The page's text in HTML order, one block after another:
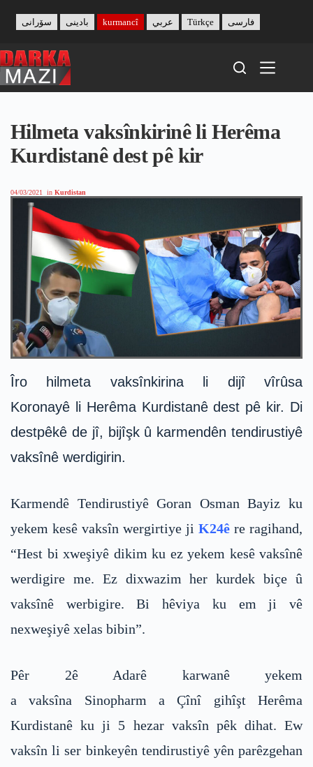
content
بادینی سۆرانی kurmancî عربي Türkçe فارسی
Hilmeta vaksînkirinê li Herêma
Kurdistanê dest pê kir
04/03/2021 in Kurdistan
Îro hilmeta vaksînkirina li dijî vîrûsa
Koronayê li Herêma Kurdistanê dest pê kir. Di
destpêkê de jî, bijîşk û karmendên tendirustiyê
vaksînê werdigirin.
Karmendê Tendirustiyê Goran Osman Bayiz ku
yekem kesê vaksîn wergirtiye ji K24ê re ragihand,
“Hest bi xweşiyê dikim ku ez yekem kesê vaksînê
werdigire me. Ez dixwazim her kurdek biçe û
vaksînê werbigire. Bi hêviya ku em ji vê
nexweşiyê xelas bibin”.
Pêr 2ê Adarê karwanê yekem
a vaksîna Sinopharm a Çînî gihîşt Herêma
Kurdistanê ku ji 5 hezar vaksîn pêk dihat. Ew
vaksîn li ser binkeyên tendirustiyê yên parêzgehan